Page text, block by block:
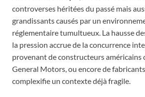
controverses héritées du passé mais
grandissants causés par un
réglementaire tumultueux. La hausse
la pression accrue de la concurrence
provenant de constructeurs américains
General Motors, ou encore de
complexifie un contexte déjà fragile.